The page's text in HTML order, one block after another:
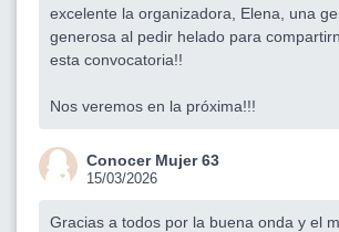
excelente la organizadora, Elena, una
generosa al pedir helado para
esta convocatoria!!
Nos veremos en la próxima!!!
Conocer Mujer 63
15/03/2026
Gracias a todos por la buena onda y el